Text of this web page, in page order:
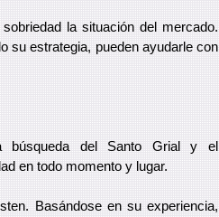
la situación del mercado.
su estrategia, pueden ayudarle con
búsqueda del Santo Grial y el
en todo momento y lugar.
Basándose en su experiencia,